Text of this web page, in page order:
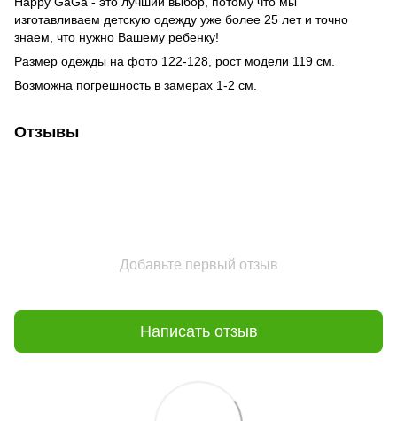
изготавливаем детскую одежду уже более 25 лет и точно
знаем, что нужно Вашему ребенку!
Размер одежды на фото 122-128, рост модели 119 см.
Возможна погрешность в замерах 1-2 см.
Отзывы
Добавьте первый отзыв
Написать отзыв